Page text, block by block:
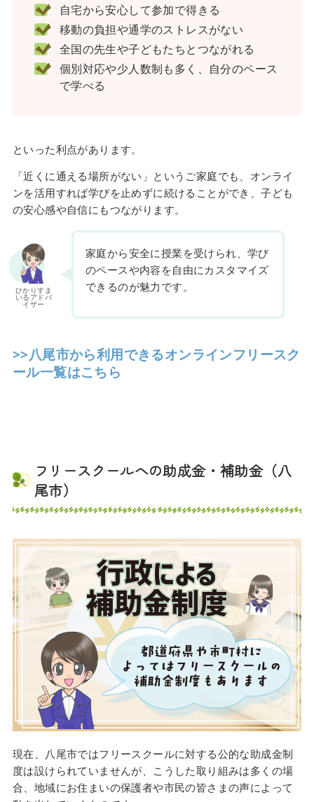
自宅から安心して参加で得きる
移動の負担や通学のストレスがない
全国の先生や子どもたちとつながれる
個別対応や少人数制も多く、自分のペース
で学べる
といった利点があります。
「近くに通える場所がない」というご家庭でも、オンライ
ンを活用すれば学びを止めずに続けることができ、子ども
の安心感や自信にもつながります。
ひかりすま
いるアドバ
イザー
家庭から安全に授業を受けられ、学び
のペースや内容を自由にカスタマイズ
できるのが魅力です。
>>八尾市から利用できるオンラインフリースク
ール一覧はこちら
フリースクールへの助成金・補助金（八
尾市）
現在、八尾市ではフリースクールに対する公的な助成金制
度は設けられていませんが、こうした取り組みは多くの場
合、地域にお住まいの保護者や市民の皆さまの声によって